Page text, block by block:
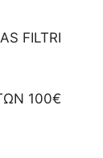
FILTRI
100€